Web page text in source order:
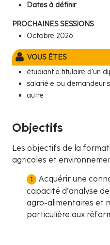
Dates à définir
PROCHAINES SESSIONS
Octobre 2026
VOUS ÊTES
étudiant·e titulaire d'un
salarié·e ou
autre
Objectifs
Les objectifs de la
agricoles et
Acquérir une
capacité d’analyse
agro-alimentaires et
particulière aux